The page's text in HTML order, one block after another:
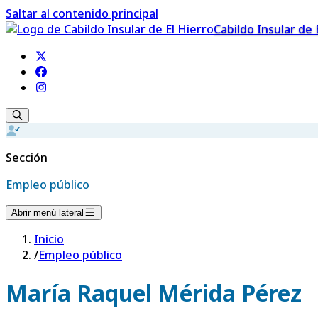
Saltar al contenido principal
Cabildo Insular de
Sección
Empleo público
Abrir menú lateral
Inicio
/Empleo público
María Raquel Mérida Pérez